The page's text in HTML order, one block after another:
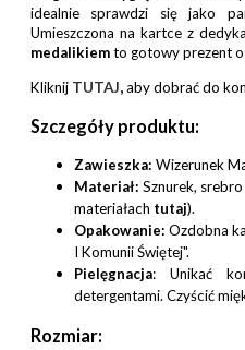
idealnie sprawdzi się jako
Umieszczona na kartce z
medalikiemto gotowy prezent o
Kliknij TUTAJ,aby dobrać do
Szczegóły produktu:
Zawieszka: Wizerunek
Materiał: Sznurek,
materiałach tutaj).
Opakowanie: Ozdobna
I Komunii Świętej".
Pielęgnacja: Unikać
detergentami. Czyścić
Rozmiar: